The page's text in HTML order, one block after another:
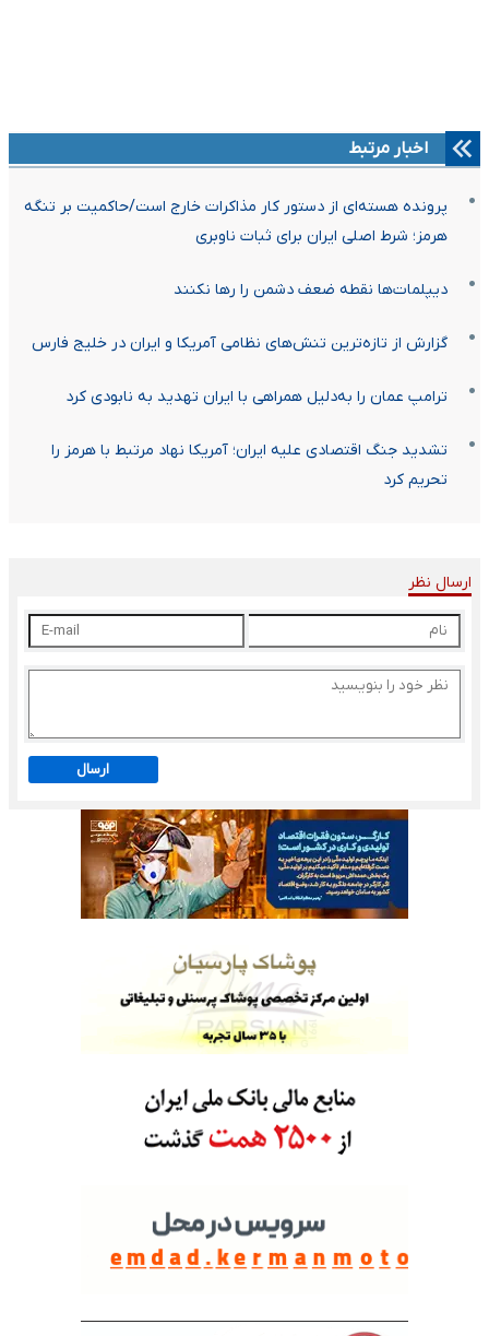
اخبار مرتبط
پرونده هسته‌ای از دستور کار مذاکرات خارج است/حاکمیت بر تنگه
هرمز؛ شرط اصلی ایران برای ثبات ناوبری
دیپلمات‌ها نقطه ضعف دشمن را رها نکنند
گزارش از تازه‌ترین تنش‌های نظامی آمریکا و ایران در خلیج فارس
ترامپ عمان را به‌دلیل همراهی با ایران تهدید به نابودی کرد
تشدید جنگ اقتصادی علیه ایران؛ آمریکا نهاد مرتبط با هرمز را
تحریم کرد
ارسال نظر
ارسال